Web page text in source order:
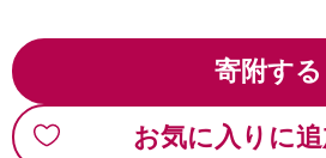
寄附する
お気に入りに